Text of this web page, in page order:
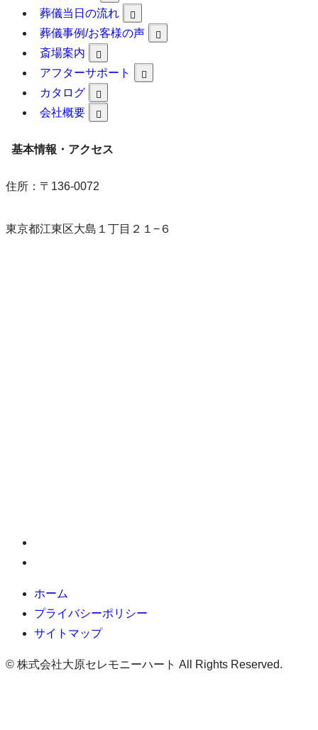
24時間365日対応
電話する
友達追加
供花注文
葬儀当日の流れ
葬儀事例/お客様の声
斎場案内
アフターサポート
カタログ
会社概要
基本情報・アクセス
住所：〒136-0072
東京都江東区大島１丁目２１−６
ホーム
プライバシーポリシー
サイトマップ
© 株式会社大原セレモニーハート All Rights Reserved.